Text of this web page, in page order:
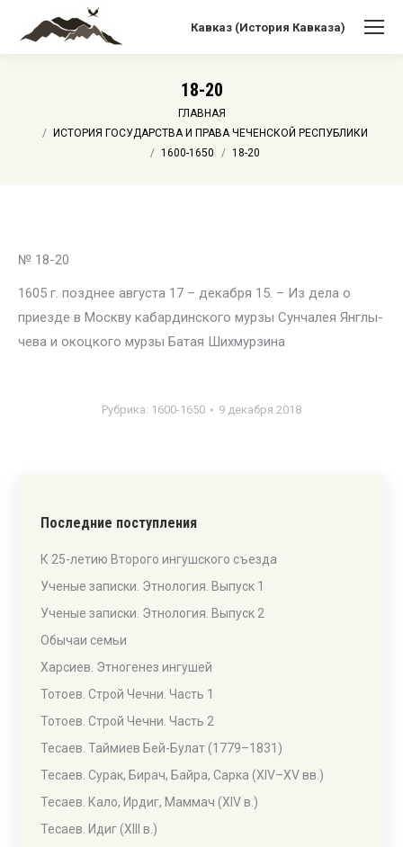
Кавказ (История Кавказа)
18-20
ГЛАВНАЯ
ИСТОРИЯ ГОСУДАРСТВА И ПРАВА ЧЕЧЕНСКОЙ РЕСПУБЛИКИ
1600-1650
18-20
№ 18-20
1605 г. позднее августа 17 – декабря 15. – Из дела о
приезде в Москву кабардинского мурзы Сунчалея Янглы-
чева и окоцкого мурзы Батая Шихмурзина
Рубрика: 1600-1650 9 декабря 2018
Последние поступления
К 25-летию Второго ингушского съезда
Ученые записки. Этнология. Выпуск 1
Ученые записки. Этнология. Выпуск 2
Обычаи семьи
Харсиев. Этногенез ингушей
Тотоев. Строй Чечни. Часть 1
Тотоев. Строй Чечни. Часть 2
Тесаев. Таймиев Бей-Булат (1779–1831)
Тесаев. Сурак, Бирач, Байра, Сарка (XIV–XV вв.)
Тесаев. Кало, Ирдиг, Маммач (XIV в.)
Тесаев. Идиг (XIII в.)